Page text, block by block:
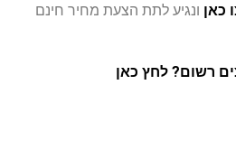
כאן ונגיע לתת הצעת מחיר חינם
רשום? לחץ כאן